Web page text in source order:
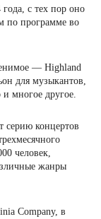
с тех пор оно
по программе во
— Highland
для музыкантов,
и многое другое.
серию концертов
человек,
жанры
Company, в